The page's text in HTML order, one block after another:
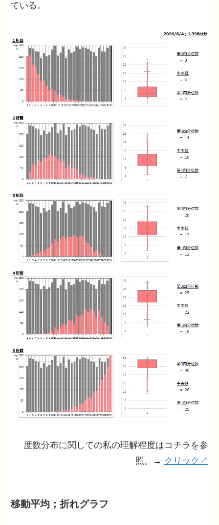
ている。
度数分布に関しての私の理解程度はコチラを参
照。→ クリック↗
移動平均；折れグラフ